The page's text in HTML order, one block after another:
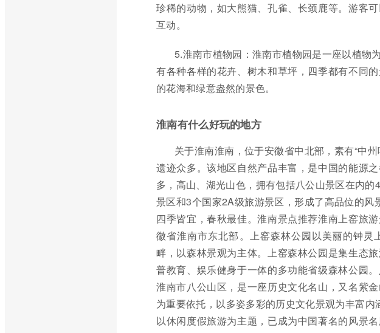
珍稀的动物，如大熊猫、孔雀、长颈鹿等。游客
互动。
5.淮南市植物园：淮南市植物园是一座以植物
有各种各样的花卉、树木和草坪，四季都有不同
的花海和绿意盎然的景色。
淮南有什么好玩的地方
关于淮南淮南，位于安徽省中北部，素有“中
遗迹众多。该地区自然产品丰富，是中国的能源
多，高山、湖光山色，拥有包括八公山景区在内
景区和3个国家2A级旅游景区，形成了高品位的风
四季皆宜，春秋最佳。淮南景点推荐淮南上窑旅
徽省淮南市东北部。上窑森林公园以美丽的钟
畔，以森林景观为主体。上窑森林公园是集生态
普教育、娱乐健身于一体的多功能省级森林公园
淮南市八公山区，是一座历史文化名山，又名紫
为重要依托，以多姿多彩的历史文化景观为丰富内
以休闲度假旅游为主题，已成为中国著名的风景